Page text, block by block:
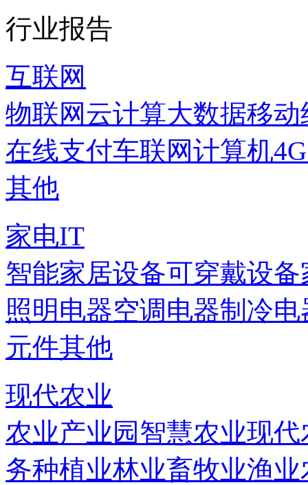
行业报告
互联网
物联网 云计算大数据移动
在线支付车联网计算机
其他
家电IT
智能家居设备可穿戴设备
照明电器空调电器制冷电
元件其他
现代农业
农业产业园智慧农业现代
务种植业林业畜牧业渔业